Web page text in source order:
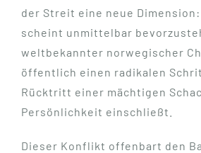
der Streit eine neue
scheint unmittelbar
weltbekannter norwegischer
öffentlich einen radikalen
Rücktritt einer mächtigen
Persönlichkeit einschließt.
Dieser Konflikt offenbart den